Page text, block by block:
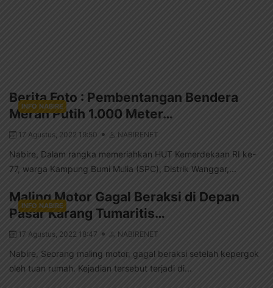
INFO NABIRE
Berita Foto : Pembentangan Bendera
Merah Putih 1.000 Meter…
17 Agustus, 2022 19:50 NABIRENET
Nabire, Dalam rangka memeriahkan HUT Kemerdekaan RI ke-
77, warga Kampung Bumi Mulia (SPC), Distrik Wanggar,...
INFO NABIRE
Maling Motor Gagal Beraksi di Depan
Pasar Karang Tumaritis…
17 Agustus, 2022 18:47 NABIRENET
Nabire, Seorang maling motor, gagal beraksi setelah kepergok
oleh tuan rumah. Kejadian tersebut terjadi di...